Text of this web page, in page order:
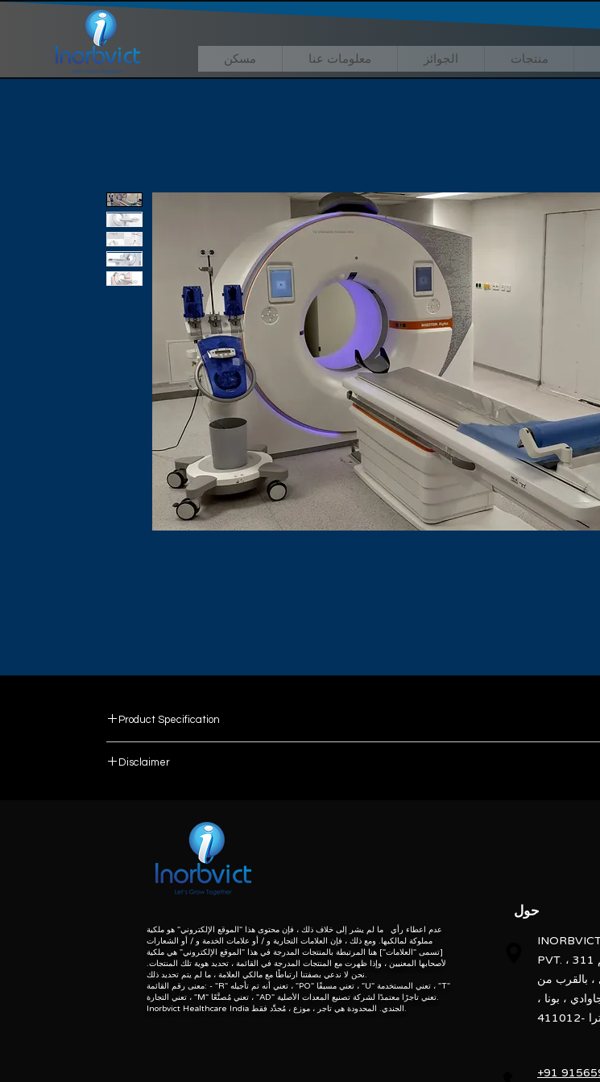
مسكن معلومات عنا الجوائز منتجات
Product Specification
Single Phase
Dura 422- P/N 5534776
Dura 352 MV -P/N 5534990
Quality Assurance services in Diagnostic Radiology
Computed Tomography
Disclaimer
herein associated with the products listed on this” website” are the property of their
purpose of identification of those products. we do not claim as association with the mark
meaning of list number: - “r” means refurbished, “po” means preowned, “u” means used, “t”
dealer of original equipment manufacturer.
عدم اعطاء رأي ما لم يشر إلى خلاف ذلك ، فإن محتوى هذا "الموقع الإلكتروني" هو ملكية
مملوكة لمالكيها. ومع ذلك ، فإن العلامات التجارية و / أو علامات الخدمة و / أو الشعارات
[تسمى "العلامات"] هنا المرتبطة بالمنتجات المدرجة في هذا "الموقع الإلكتروني" هي ملكية
لأصحابها المعنيين ، وإذا ظهرت مع المنتجات المدرجة في القائمة ، تحديد هوية تلك المنتجات.
نحن لا ندعي بصفتنا ارتباطًا مع مالكي العلامة ، ما لم يتم تحديد ذلك.
معنى رقم القائمة: - "R" تعني أنه تم تأجيله ، "PO" تعني مسبقًا ، "U" تعني المستخدمة ، "T"
تعني التجارة ، "M" تعني مُصنَّعًا ، "AD" تعني تاجرًا معتمدًا لشركة تصنيع المعدات الأصلية.
Inorbvict Healthcare India الجندي. المحدودة هي تاجر ، موزع ، مُجدِّد فقط.
حول
PVT. المحدودة. مكتب رقم 311 ،
، بالقرب من
، بونا ،
+91